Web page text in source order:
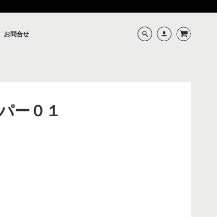
お問合せ
ー０１